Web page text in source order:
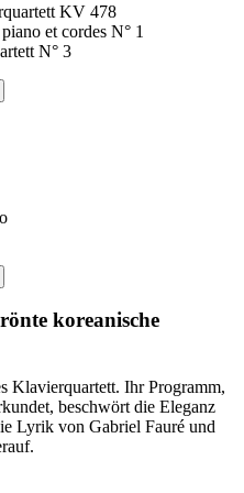
KV 478
et cordes N° 1
N° 3
koreanische
Klavierquartett. Ihr Programm,
beschwört die Eleganz
Lyrik von Gabriel Fauré und